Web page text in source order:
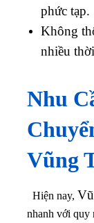
phức tạp.
Không
nhiều
Nhu
Vũng
Hiện nay,
nhanh với quy